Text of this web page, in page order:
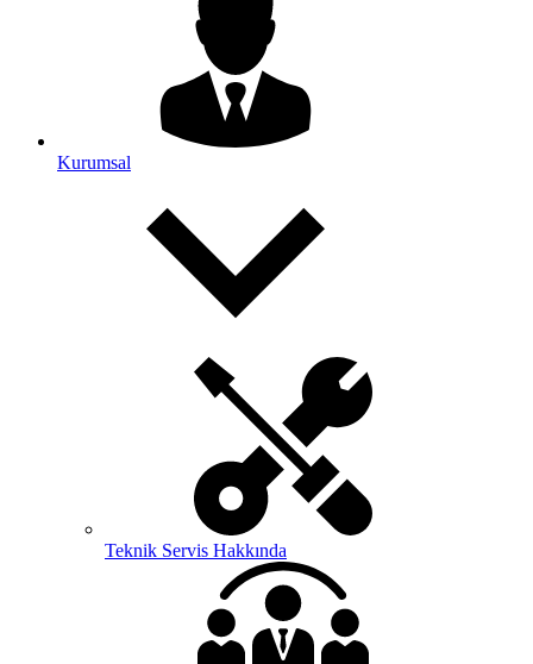
Kurumsal
Teknik Servis Hakkında